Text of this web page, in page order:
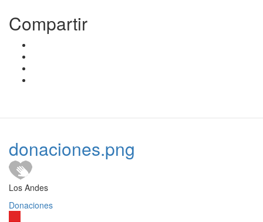
Compartir
donaciones.png
Los Andes
Donaciones